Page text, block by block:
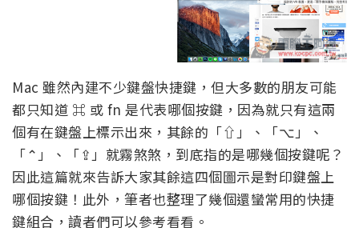
Mac 雖然內建不少鍵盤快捷鍵，但大多數的朋友可能
都只知道 ⌘ 或 fn 是代表哪個按鍵，因為就只有這兩
個有在鍵盤上標示出來，其餘的「⇧」、「⌥」、
「⌃」、「⇪」就霧煞煞，到底指的是哪幾個按鍵呢？
因此這篇就來告訴大家其餘這四個圖示是對印鍵盤上
哪個按鍵！此外，筆者也整理了幾個還蠻常用的快捷
鍵組合，讀者們可以參考看看。